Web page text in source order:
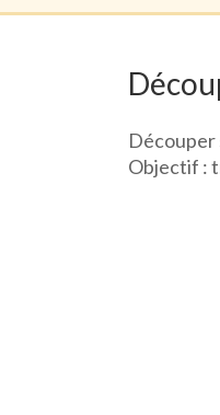
Découper
Objectif :